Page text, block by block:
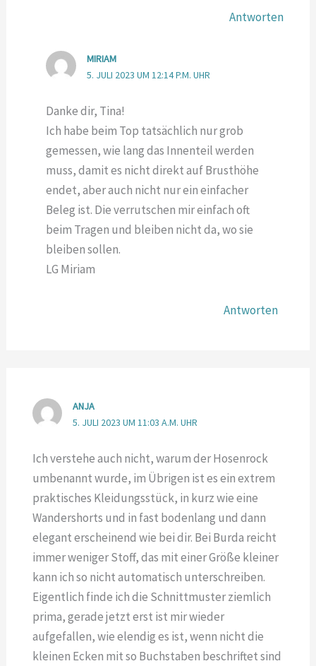
Antworten
MIRIAM
5. JULI 2023 UM 12:14 P.M. UHR
Danke dir, Tina!
Ich habe beim Top tatsächlich nur grob
gemessen, wie lang das Innenteil werden
muss, damit es nicht direkt auf Brusthöhe
endet, aber auch nicht nur ein einfacher
Beleg ist. Die verrutschen mir einfach oft
beim Tragen und bleiben nicht da, wo sie
bleiben sollen.
LG Miriam
Antworten
ANJA
5. JULI 2023 UM 11:03 A.M. UHR
Ich verstehe auch nicht, warum der Hosenrock
umbenannt wurde, im Übrigen ist es ein extrem
praktisches Kleidungsstück, in kurz wie eine
Wandershorts und in fast bodenlang und dann
elegant erscheinend wie bei dir. Bei Burda reicht
immer weniger Stoff, das mit einer Größe kleiner
kann ich so nicht automatisch unterschreiben.
Eigentlich finde ich die Schnittmuster ziemlich
prima, gerade jetzt erst ist mir wieder
aufgefallen, wie elendig es ist, wenn nicht die
kleinen Ecken mit so Buchstaben beschriftet sind